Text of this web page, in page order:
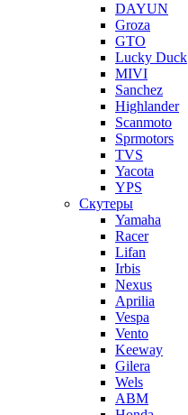
DAYUN
Groza
GTO
Lucky Duck
MIVI
Sanchez
Highlander
Scanmoto
Sprmotors
TVS
Yacota
YPS
Скутеры
Yamaha
Racer
Lifan
Irbis
Nexus
Aprilia
Vespa
Vento
Keeway
Gilera
Wels
ABM